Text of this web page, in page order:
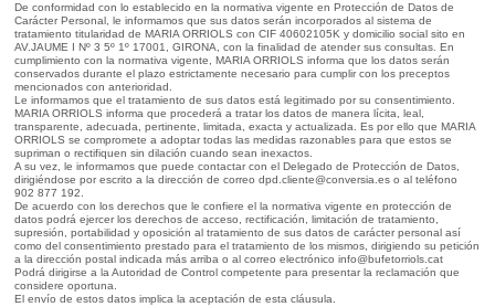
De conformidad con lo establecido en la normativa vigente en Protección de Datos de
Carácter Personal, le informamos que sus datos serán incorporados al sistema de
tratamiento titularidad de MARIA ORRIOLS con CIF 40602105K y domicilio social sito en
AV.JAUME I Nº 3 5º 1º 17001, GIRONA, con la finalidad de atender sus consultas. En
cumplimiento con la normativa vigente, MARIA ORRIOLS informa que los datos serán
conservados durante el plazo estrictamente necesario para cumplir con los preceptos
mencionados con anterioridad.
Le informamos que el tratamiento de sus datos está legitimado por su consentimiento.
MARIA ORRIOLS informa que procederá a tratar los datos de manera lícita, leal,
transparente, adecuada, pertinente, limitada, exacta y actualizada. Es por ello que MARIA
ORRIOLS se compromete a adoptar todas las medidas razonables para que estos se
supriman o rectifiquen sin dilación cuando sean inexactos.
A su vez, le informamos que puede contactar con el Delegado de Protección de Datos,
dirigiéndose por escrito a la dirección de correo dpd.cliente@conversia.es o al teléfono
902 877 192.
De acuerdo con los derechos que le confiere el la normativa vigente en protección de
datos podrá ejercer los derechos de acceso, rectificación, limitación de tratamiento,
supresión, portabilidad y oposición al tratamiento de sus datos de carácter personal así
como del consentimiento prestado para el tratamiento de los mismos, dirigiendo su petición
a la dirección postal indicada más arriba o al correo electrónico info@bufetorriols.cat
Podrá dirigirse a la Autoridad de Control competente para presentar la reclamación que
considere oportuna.
El envío de estos datos implica la aceptación de esta cláusula.